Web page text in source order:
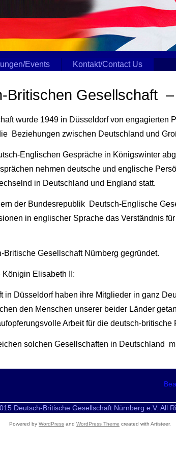
Events Kontakt/Contact Us
Britischen Gesellschaft
wurde 1949 in Düsseldorf von engagierten
Beziehungen zwischen Deutschland und
Englischen Gespräche in Königswinter
nehmen deutsche und englische
in Deutschland und England statt.
der Bundesrepublik Deutsch-Englische
in englischer Sprache das Verständnis
Gesellschaft Nürnberg gegründet.
Elisabeth II:
in Düsseldorf haben ihre Mitglieder in ganz
den Menschen unserer beider Länder
Arbeit für die deutsch-britische
solchen Gesellschaften in Deutschland
Deutsch-Britische Gesellschaft Nürnberg e.V. All
Powered by WordPress and WordPress Theme created with Artisteer.